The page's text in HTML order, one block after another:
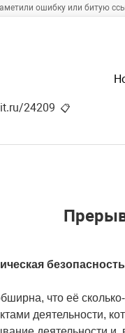
ошибку или битую
24209 📋
что её
деятельности,